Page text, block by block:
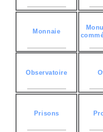
Monnaie
Observatoire
Prisons